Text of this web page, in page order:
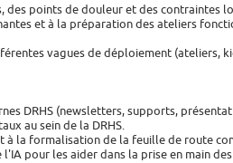
des points de douleur et des contraintes
et à la préparation des ateliers
vagues de déploiement (ateliers,
DRHS (newsletters, supports,
au sein de la DRHS.
à la formalisation de la feuille de route
pour les aider dans la prise en main